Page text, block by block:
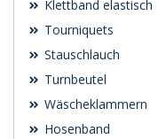
Klettband elastisch
Tourniquets
Stauschlauch
Turnbeutel
Wäscheklammern
Hosenband